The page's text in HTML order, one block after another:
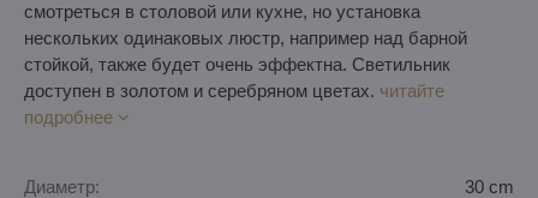
смотреться в столовой или кухне, но установка
нескольких одинаковых люстр, например над барной
стойкой, также будет очень эффектна. Светильник
доступен в золотом и серебряном цветах. читайте
подробнее
Диаметр: 30 cm